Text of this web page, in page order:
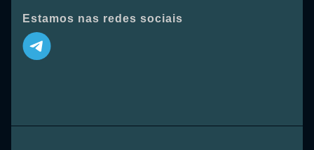
Estamos nas redes sociais